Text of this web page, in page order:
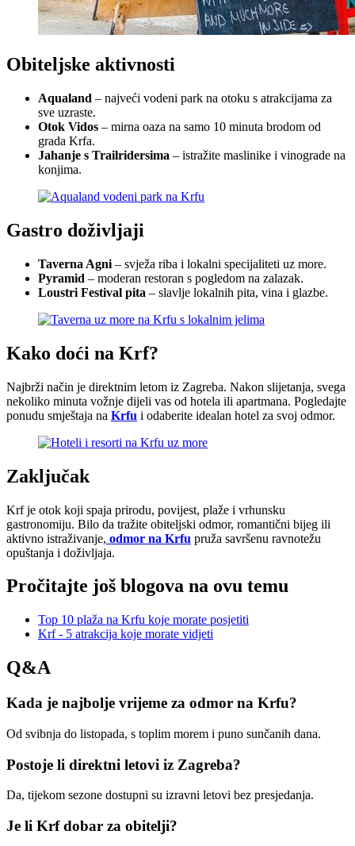
Obiteljske aktivnosti
Aqualand – najveći vodeni park na otoku s atrakcijama za
sve uzraste.
Otok Vidos – mirna oaza na samo 10 minuta brodom od
grada Krfa.
Jahanje s Trailridersima – istražite maslinike i vinograde na
konjima.
Gastro doživljaji
Taverna Agni – svježa riba i lokalni specijaliteti uz more.
Pyramid – moderan restoran s pogledom na zalazak.
Loustri Festival pita – slavlje lokalnih pita, vina i glazbe.
Kako doći na Krf?
Najbrži način je direktnim letom iz Zagreba. Nakon slijetanja, svega
nekoliko minuta vožnje dijeli vas od hotela ili apartmana. Pogledajte
ponudu smještaja na Krfu i odaberite idealan hotel za svoj odmor.
Zaključak
Krf je otok koji spaja prirodu, povijest, plaže i vrhunsku
gastronomiju. Bilo da tražite obiteljski odmor, romantični bijeg ili
aktivno istraživanje, odmor na Krfu pruža savršenu ravnotežu
opuštanja i doživljaja.
Pročitajte još blogova na ovu temu
Top 10 plaža na Krfu koje morate posjetiti
Krf - 5 atrakcija koje morate vidjeti
Q&A
Kada je najbolje vrijeme za odmor na Krfu?
Od svibnja do listopada, s toplim morem i puno sunčanih dana.
Postoje li direktni letovi iz Zagreba?
Da, tijekom sezone dostupni su izravni letovi bez presjedanja.
Je li Krf dobar za obitelji?